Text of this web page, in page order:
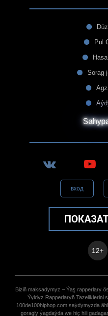
Pul
Sorag
вход
12+
Biziñ maksadymyz – Ýaş rapperlary
Ýyldyz Rapperlaryñ Tazeliklerini
100de100hiphop.com saýdymyzda
goragly ýagdaýda we hiç hili